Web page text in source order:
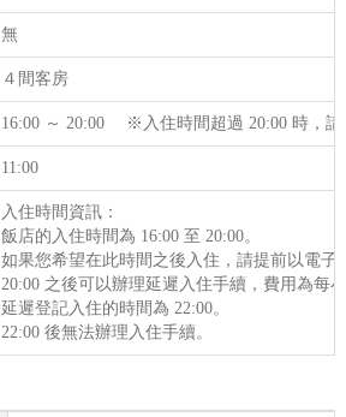
無
４間客房
16:00 ～ 20:00 ※入住時間超過 20:00 時，請
11:00
入住時間資訊：
飯店的入住時間為 16:00 至 20:00。
如果您希望在此時間之後入住，請提前以電子
20:00 之後可以辦理延遲入住手續，費用為每
延遲登記入住的時間為 22:00。
22:00 後無法辦理入住手續。